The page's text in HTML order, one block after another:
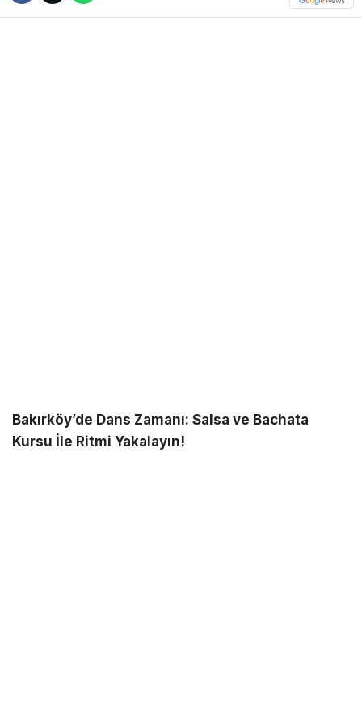
Bakırköy’de Dans Zamanı: Salsa ve Bachata
Kursu İle Ritmi Yakalayın!